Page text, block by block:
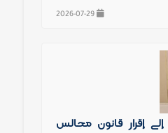
2026-07-29
إقرار قانون مجالس